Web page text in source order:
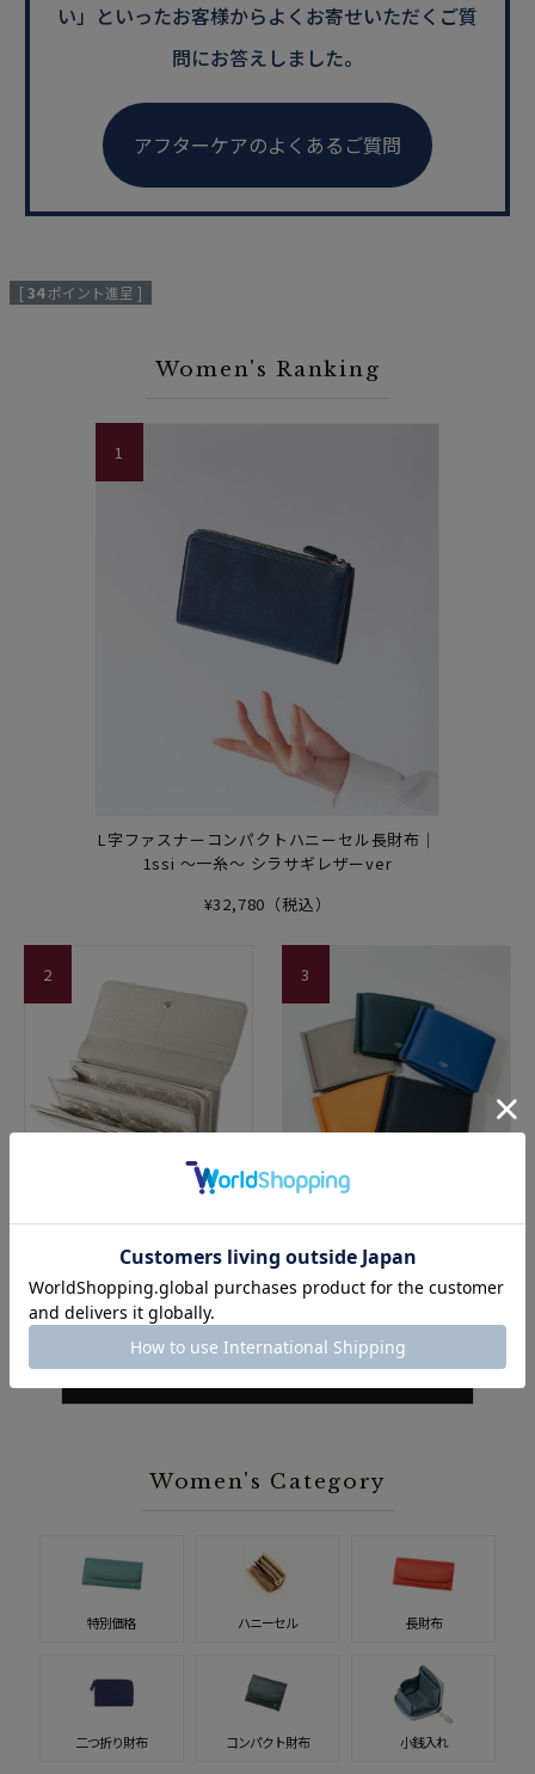
い」といったお客様からよくお寄せいただくご質
問にお答えしました。
アフターケアのよくあるご質問
[34ポイント進呈 ]
Women's Ranking
L字ファスナーコンパクトハニーセル長財布｜
1ssi ～一糸～ シラサギレザーver
¥32,780（税込）
1
かぶせハニーセル長財布| リサ
ッカ
¥30,800（税込）
2
札ばさみ(外BOX小銭入れ付
き)| トゥージュール
¥22,000（税込）
3
ウィメンズ人気ランキング一覧
Women's Category
特別価格 ハニーセル 長財布
二つ折り財布 コンパクト財布 小銭入れ